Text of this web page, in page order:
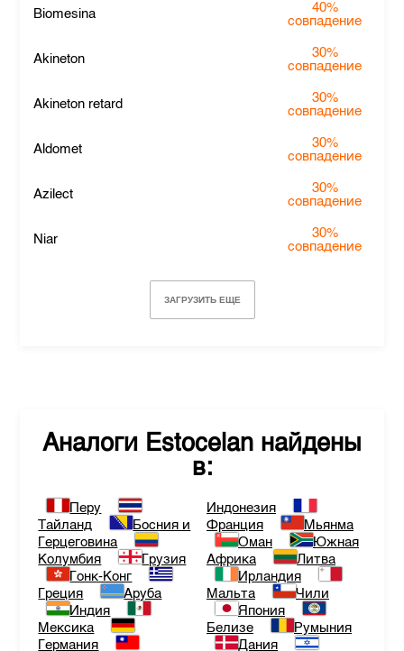
Biomesina
40%
совпадение
Akineton
30%
совпадение
Akineton retard
30%
совпадение
Aldomet
30%
совпадение
Azilect
30%
совпадение
Niar
30%
совпадение
ЗАГРУЗИТЬ ЕЩЕ
Аналоги Estocelan найдены
в:
Перу
Тайланд
Босния и
Герцеговина
Колумбия
Грузия
Гонк-Конг
Греция
Аруба
Индия
Мексика
Германия
Индонезия
Франция
Мьянма
Оман
Южная
Африка
Литва
Ирландия
Мальта
Чили
Япония
Белизе
Румыния
Дания